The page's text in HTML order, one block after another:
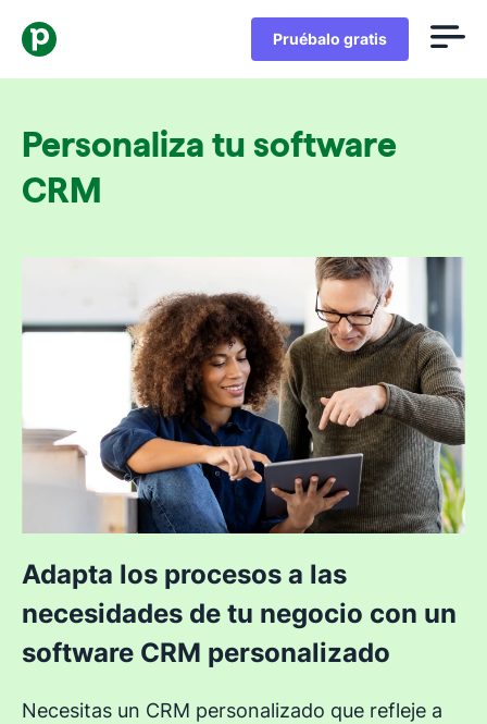
Pruébalo gratis
Personaliza tu software
CRM
Adapta los procesos a las
necesidades de tu negocio con un
software CRM personalizado
Necesitas un CRM personalizado que refleje a